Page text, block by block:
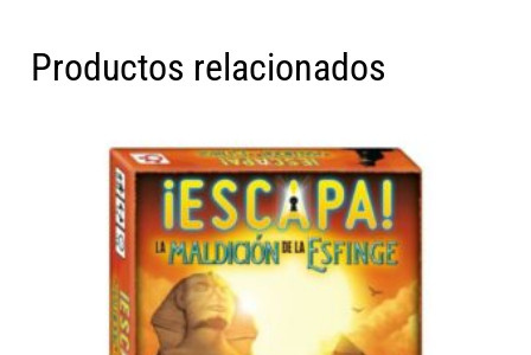
Productos relacionados